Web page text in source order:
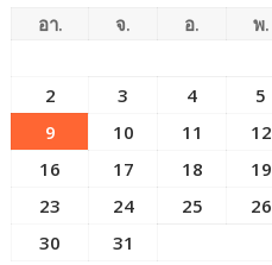
อา. จ. อ. พ.
2
3 4 5
9
10 11 12
16
17 18 19
23
24 25 26
30
31